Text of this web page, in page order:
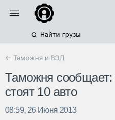
Найти грузы
← Таможня и ВЭД
Таможня сообщает:
стоят 10 авто
08:59, 26 Июня 2013